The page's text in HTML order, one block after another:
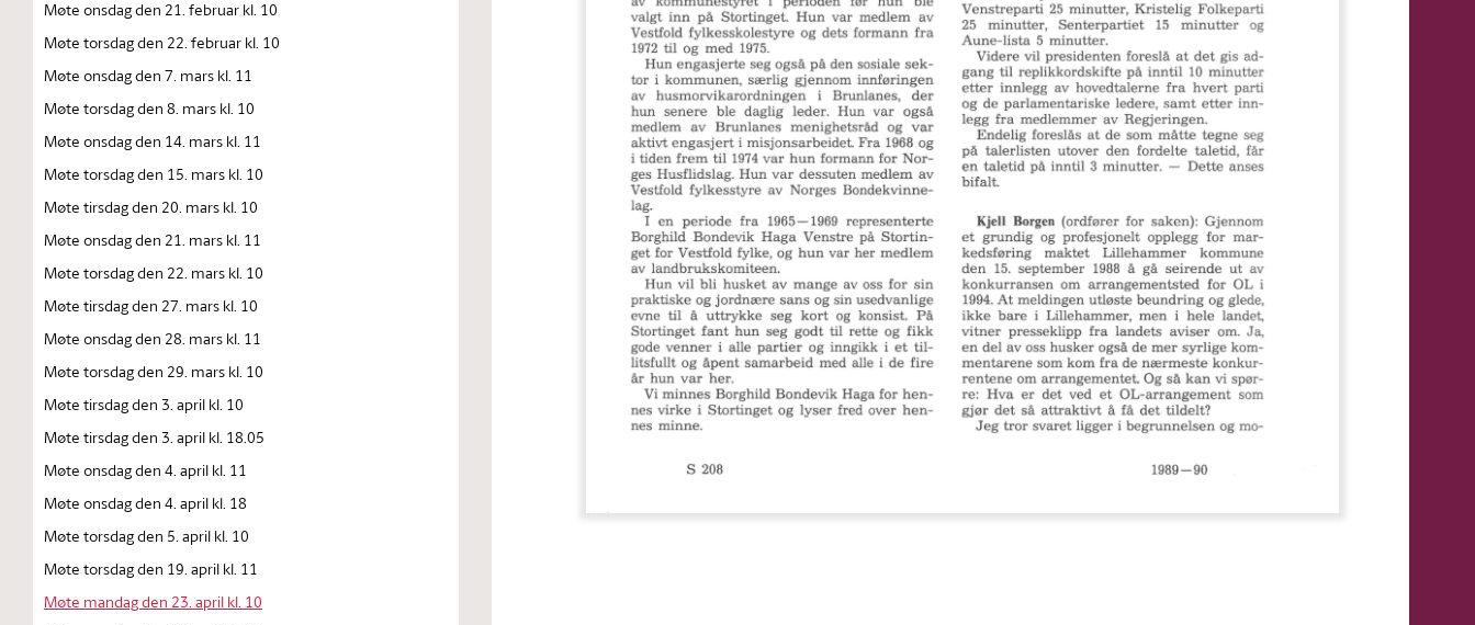
Møte onsdag den 21. februar kl. 10
Møte torsdag den 22. februar kl. 10
Møte onsdag den 7. mars kl. 11
Møte torsdag den 8. mars kl. 10
Møte onsdag den 14. mars kl. 11
Møte torsdag den 15. mars kl. 10
Møte tirsdag den 20. mars kl. 10
Møte onsdag den 21. mars kl. 11
Møte torsdag den 22. mars kl. 10
Møte tirsdag den 27. mars kl. 10
Møte onsdag den 28. mars kl. 11
Møte torsdag den 29. mars kl. 10
Møte tirsdag den 3. april kl. 10
Møte tirsdag den 3. april kl. 18.05
Møte onsdag den 4. april kl. 11
Møte onsdag den 4. april kl. 18
Møte torsdag den 5. april kl. 10
Møte torsdag den 19. april kl. 11
Møte mandag den 23. april kl. 10